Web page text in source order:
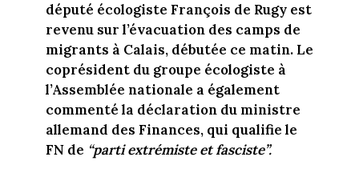
député écologiste François de Rugy est
revenu sur l’évacuation des camps de
migrants à Calais, débutée ce matin. Le
coprésident du groupe écologiste à
l’Assemblée nationale a également
commenté la déclaration du ministre
allemand des Finances, qui qualifie le
FN de “parti extrémiste et fasciste”.